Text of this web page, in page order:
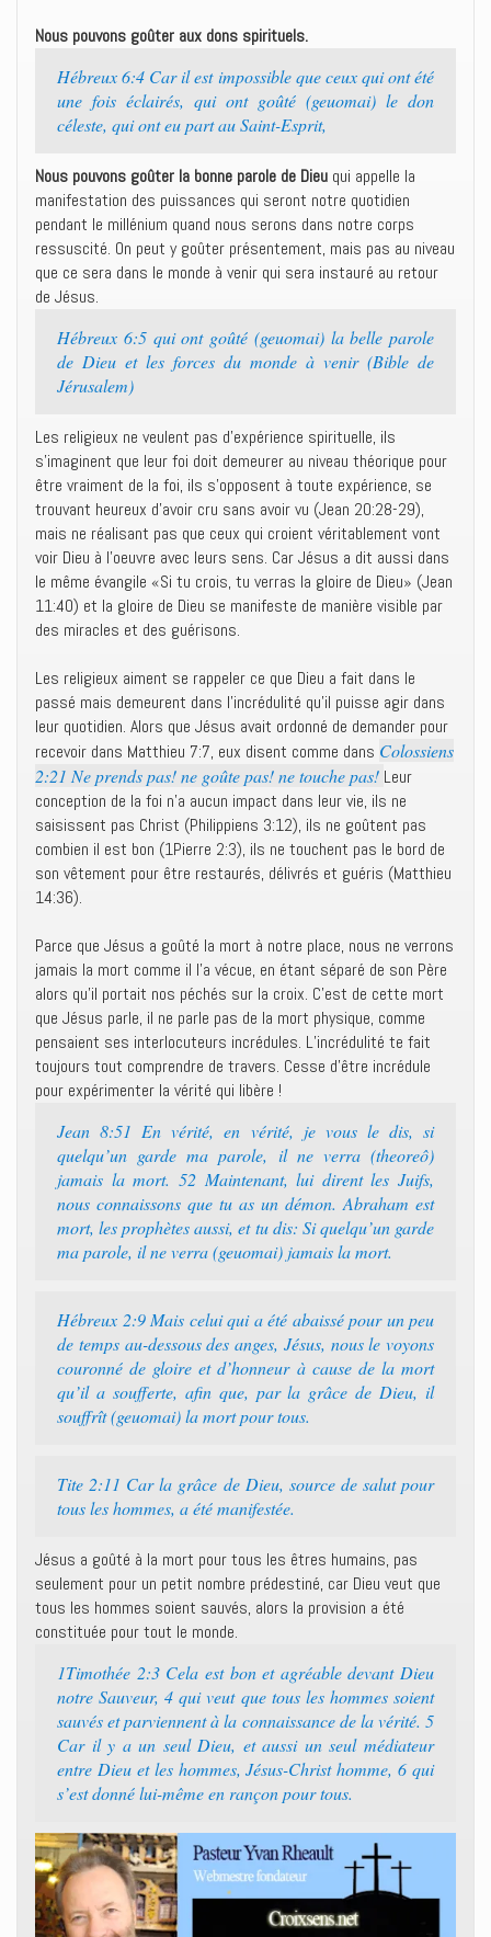
Nous pouvons goûter aux dons spirituels.
Hébreux 6:4 Car il est impossible que ceux qui ont été
une fois éclairés, qui ont goûté (geuomai) le don
céleste, qui ont eu part au Saint-Esprit,
Nous pouvons goûter la bonne parole de Dieu qui appelle la
manifestation des puissances qui seront notre quotidien
pendant le millénium quand nous serons dans notre corps
ressuscité. On peut y goûter présentement, mais pas au niveau
que ce sera dans le monde à venir qui sera instauré au retour
de Jésus.
Hébreux 6:5 qui ont goûté (geuomai) la belle parole
de Dieu et les forces du monde à venir (Bible de
Jérusalem)
Les religieux ne veulent pas d’expérience spirituelle, ils
s’imaginent que leur foi doit demeurer au niveau théorique pour
être vraiment de la foi, ils s’opposent à toute expérience, se
trouvant heureux d’avoir cru sans avoir vu (Jean 20:28-29),
mais ne réalisant pas que ceux qui croient véritablement vont
voir Dieu à l’oeuvre avec leurs sens. Car Jésus a dit aussi dans
le même évangile «Si tu crois, tu verras la gloire de Dieu» (Jean
11:40) et la gloire de Dieu se manifeste de manière visible par
des miracles et des guérisons.
Les religieux aiment se rappeler ce que Dieu a fait dans le
passé mais demeurent dans l’incrédulité qu’il puisse agir dans
leur quotidien. Alors que Jésus avait ordonné de demander pour
recevoir dans Matthieu 7:7, eux disent comme dans Colossiens
2:21 Ne prends pas! ne goûte pas! ne touche pas! Leur
conception de la foi n’a aucun impact dans leur vie, ils ne
saisissent pas Christ (Philippiens 3:12), ils ne goûtent pas
combien il est bon (1Pierre 2:3), ils ne touchent pas le bord de
son vêtement pour être restaurés, délivrés et guéris (Matthieu
14:36).
Parce que Jésus a goûté la mort à notre place, nous ne verrons
jamais la mort comme il l’a vécue, en étant séparé de son Père
alors qu’il portait nos péchés sur la croix. C’est de cette mort
que Jésus parle, il ne parle pas de la mort physique, comme
pensaient ses interlocuteurs incrédules. L’incrédulité te fait
toujours tout comprendre de travers. Cesse d’être incrédule
pour expérimenter la vérité qui libère !
Jean 8:51 En vérité, en vérité, je vous le dis, si
quelqu’un garde ma parole, il ne verra (theoreô)
jamais la mort. 52 Maintenant, lui dirent les Juifs,
nous connaissons que tu as un démon. Abraham est
mort, les prophètes aussi, et tu dis: Si quelqu’un garde
ma parole, il ne verra (geuomai) jamais la mort.
Hébreux 2:9 Mais celui qui a été abaissé pour un peu
de temps au-dessous des anges, Jésus, nous le voyons
couronné de gloire et d’honneur à cause de la mort
qu’il a soufferte, afin que, par la grâce de Dieu, il
souffrît (geuomai) la mort pour tous.
Tite 2:11 Car la grâce de Dieu, source de salut pour
tous les hommes, a été manifestée.
Jésus a goûté à la mort pour tous les êtres humains, pas
seulement pour un petit nombre prédestiné, car Dieu veut que
tous les hommes soient sauvés, alors la provision a été
constituée pour tout le monde.
1Timothée 2:3 Cela est bon et agréable devant Dieu
notre Sauveur, 4 qui veut que tous les hommes soient
sauvés et parviennent à la connaissance de la vérité. 5
Car il y a un seul Dieu, et aussi un seul médiateur
entre Dieu et les hommes, Jésus-Christ homme, 6 qui
s’est donné lui-même en rançon pour tous.